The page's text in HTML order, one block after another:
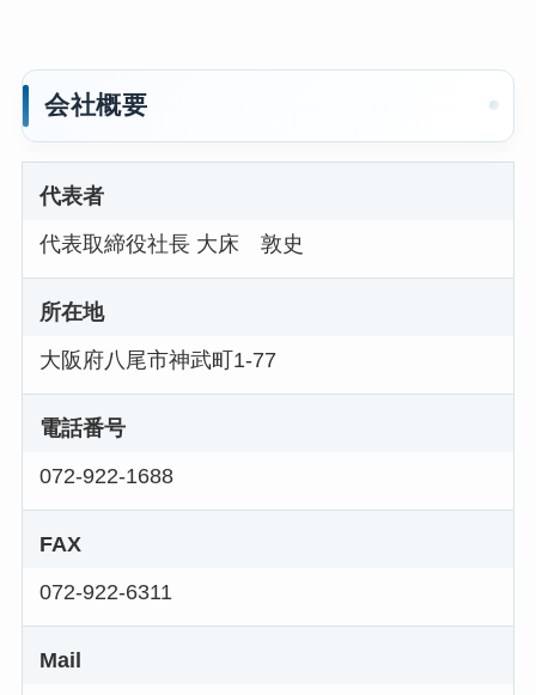
会社概要
代表者
代表取締役社長 大床 敦史
所在地
大阪府八尾市神武町1-77
電話番号
072-922-1688
FAX
072-922-6311
Mail